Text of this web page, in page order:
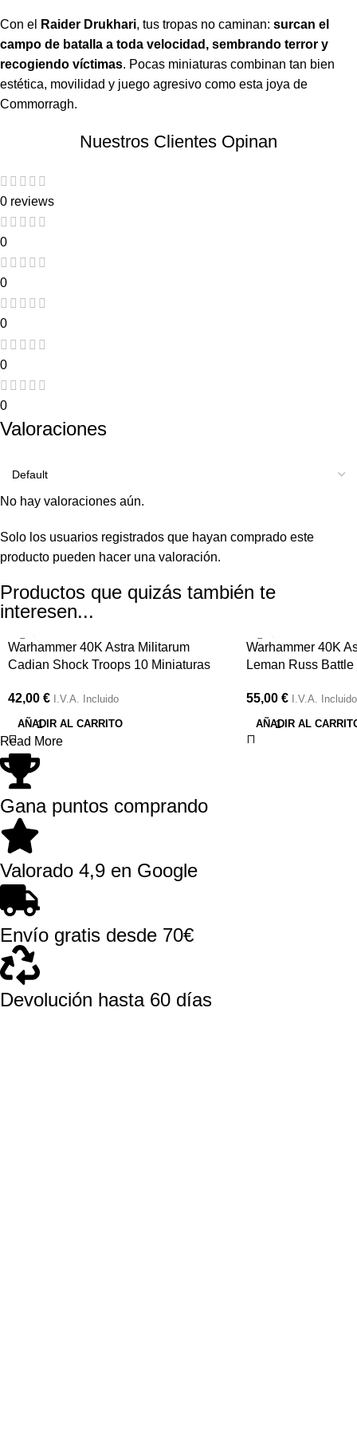
Con el Raider Drukhari, tus tropas no caminan: surcan el
campo de batalla a toda velocidad, sembrando terror y
recogiendo víctimas. Pocas miniaturas combinan tan bien
estética, movilidad y juego agresivo como esta joya de
Commorragh.
Nuestros Clientes Opinan
0 reviews
0
0
0
0
0
Valoraciones
No hay valoraciones aún.
Solo los usuarios registrados que hayan comprado este
producto pueden hacer una valoración.
Productos que quizás también te
interesen...
Warhammer 40K Astra Militarum
Cadian Shock Troops 10 Miniaturas
42,00 € I.V.A. Incluido
AÑADIR AL CARRITO
Warhammer 40K
Leman Russ
55,00 € I.V.A. Incluido
AÑADIR AL
Read More
Gana puntos comprando
Valorado 4,9 en Google
Envío gratis desde 70€
Devolución hasta 60 días